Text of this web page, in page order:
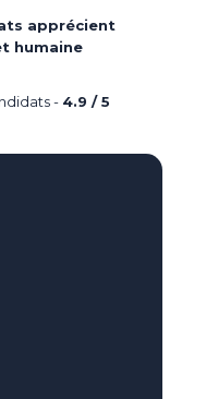
apprécient
humaine
- 4.9 / 5